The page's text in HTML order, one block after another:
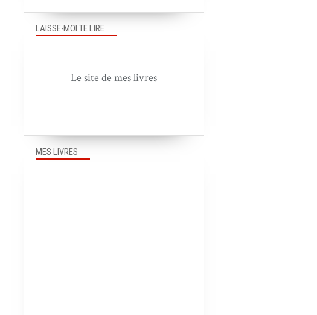
MES LIVRES
LAISSE-MOI TE LIRE
Le site de mes livres